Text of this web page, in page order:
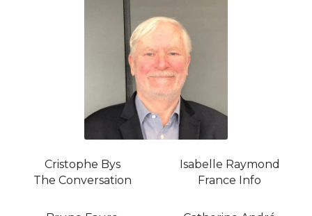
Cristophe Bys
The Conversation
Isabelle Raymond
France Info